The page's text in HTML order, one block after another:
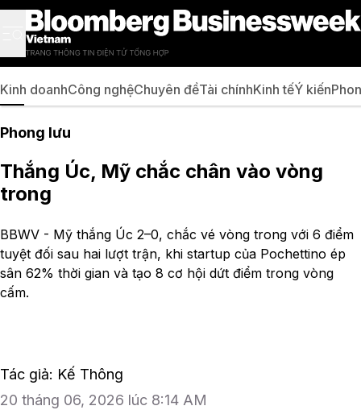
Kinh doanhCông nghệChuyên đềTài chínhKinh tếÝ kiến
Phong lưu
Thắng Úc, Mỹ chắc chân vào vòng
trong
BBWV - Mỹ thắng Úc 2–0, chắc vé vòng trong với 6 điểm
tuyệt đối sau hai lượt trận, khi startup của Pochettino ép
sân 62% thời gian và tạo 8 cơ hội dứt điểm trong vòng
cấm.
Tác giả: Kế Thông
20 tháng 06, 2026 lúc 8:14 AM